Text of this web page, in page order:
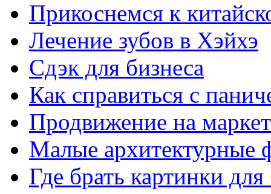
Прикоснемся к
Лечение зубов в Хэйхэ
Сдэк для бизнеса
Как справиться с
Продвижение на
Малые архитектурные
Где брать картинки